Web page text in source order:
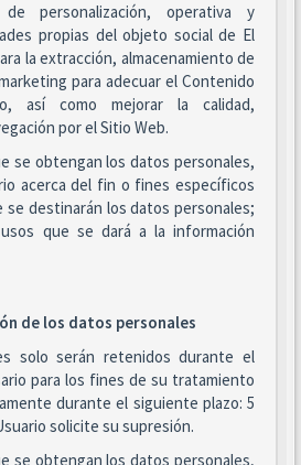
de personalización, operativa y
propias del objeto social de El
la extracción, almacenamiento de
para adecuar el Contenido
así como mejorar la calidad,
por el Sitio Web.
se obtengan los datos personales,
acerca del fin o fines específicos
destinarán los datos personales;
que se dará a la información
de los datos personales
solo serán retenidos durante el
para los fines de su tratamiento
durante el siguiente plazo: 5
solicite su supresión.
se obtengan los datos personales,